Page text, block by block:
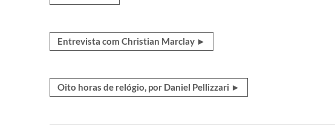
Entrevista com Christian Marclay ►
Oito horas de relógio, por Daniel Pellizzari ►